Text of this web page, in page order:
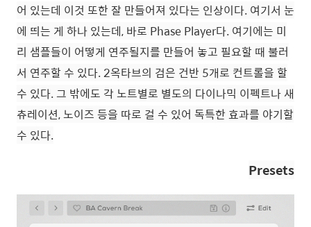
어 있는데 이것 또한 잘 만들어져 있다는 인상이다. 여기서 눈
에 띄는 게 하나 있는데, 바로 Phase Player다. 여기에는 미
리 샘플들이 어떻게 연주될지를 만들어 놓고 필요할 때 불러
서 연주할 수 있다. 2옥타브의 검은 건반 5개로 컨트롤을 할
수 있다. 그 밖에도 각 노트별로 별도의 다이나믹 이펙트나 새
츄레이션, 노이즈 등을 따로 걸 수 있어 독특한 효과를 야기할
수 있다.
Presets